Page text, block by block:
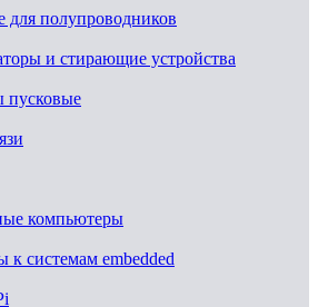
для полупроводников
и стирающие устройства
пусковые
компьютеры
к системам embedded